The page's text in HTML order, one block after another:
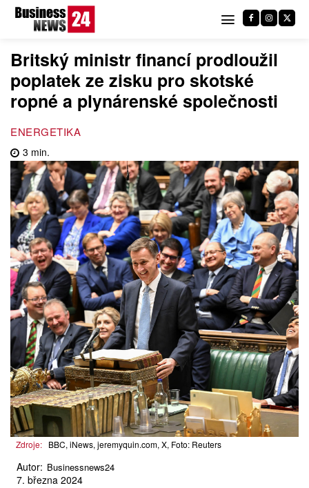
Britský ministr financí prodloužil
poplatek ze zisku pro skotské
ropné a plynárenské společnosti
ENERGETIKA
3 min.
Zdroje: BBC, iNews, jeremyquin.com, X, Foto: Reuters
Autor: Businessnews24
7. března 2024